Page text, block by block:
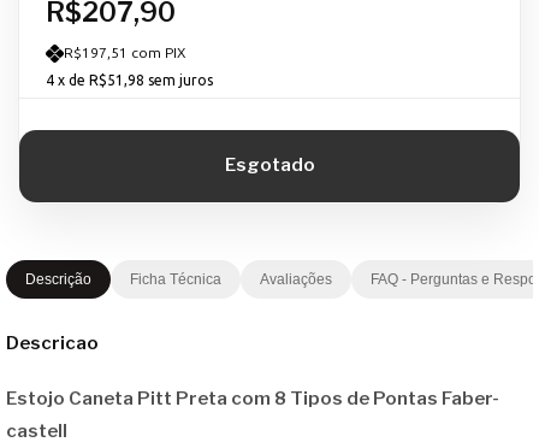
R$207,90
R$197,51 com PIX
4 x de R$51,98 sem juros
Descrição Ficha Técnica Avaliações FAQ - Perguntas e
Descricao
Estojo Caneta Pitt Preta com 8 Tipos de Pontas Faber-
castell